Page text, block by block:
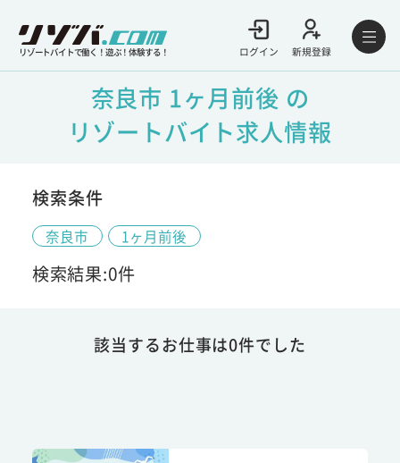
リゾートバイトで働く！遊ぶ！体験する！ ログイン 新規登録
奈良市 1ヶ月前後 の
リゾートバイト求人情報
検索条件
奈良市 1ヶ月前後
検索結果:0件
該当するお仕事は0件でした